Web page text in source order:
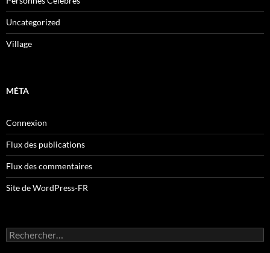
Uncategorized
Village
MÉTA
Connexion
Flux des publications
Flux des commentaires
Site de WordPress-FR
Rechercher :